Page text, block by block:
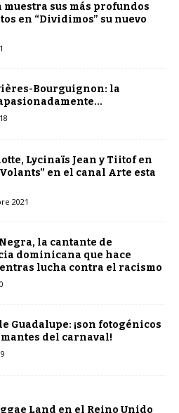
muestra sus más profundos
en “Dividimos” su nuevo
Bourguignon: la
Lycinaïs Jean y Tiitof en
en el canal Arte esta
2021
la cantante de
dominicana que hace
lucha contra el racismo
Guadalupe: ¡son fotogénicos
del carnaval!
Land en el Reino Unido